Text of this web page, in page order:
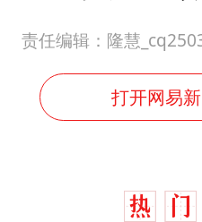
责任编辑：隆慧
打开网易